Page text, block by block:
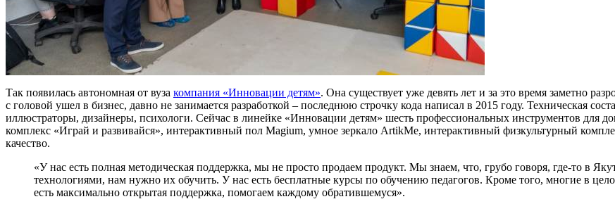
Так появилась автономная от вуза компания «Инновации детям». Она существует уже девять лет и за это время заметно
с головой ушел в бизнес, давно не занимается разработкой – последнюю строчку кода написал в 2015 году. Техническая
иллюстраторы, дизайнеры, психологи. Сейчас в линейке «Инновации детям» шесть профессиональных инструментов для
комплекс «Играй и развивайся», интерактивный пол Magium, умное зеркало ArtikMe, интерактивный физкультурный
качество.
«У нас есть полная методическая поддержка, мы не просто продаем продукт. Мы знаем, что, грубо говоря, где-то в
технологиями, нам нужно их обучить. У нас есть бесплатные курсы по обучению педагогов. Кроме того, многие в
есть максимально открытая поддержка, помогаем каждому обратившемуся».